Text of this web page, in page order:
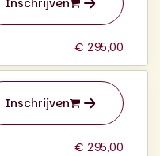
Inschrijven
€ 295,00
Inschrijven
€ 295,00